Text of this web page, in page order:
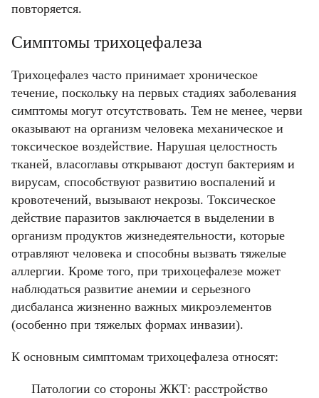
повторяется.
Симптомы трихоцефалеза
Трихоцефалез часто принимает хроническое
течение, поскольку на первых стадиях заболевания
симптомы могут отсутствовать. Тем не менее, черви
оказывают на организм человека механическое и
токсическое воздействие. Нарушая целостность
тканей, власоглавы открывают доступ бактериям и
вирусам, способствуют развитию воспалений и
кровотечений, вызывают некрозы. Токсическое
действие паразитов заключается в выделении в
организм продуктов жизнедеятельности, которые
отравляют человека и способны вызвать тяжелые
аллергии. Кроме того, при трихоцефалезе может
наблюдаться развитие анемии и серьезного
дисбаланса жизненно важных микроэлементов
(особенно при тяжелых формах инвазии).
К основным симптомам трихоцефалеза относят:
Патологии со стороны ЖКТ: расстройство